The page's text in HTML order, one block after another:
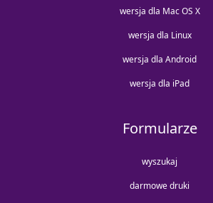
wersja dla Mac OS X
wersja dla Linux
wersja dla Android
wersja dla iPad
Formularze
wyszukaj
darmowe druki